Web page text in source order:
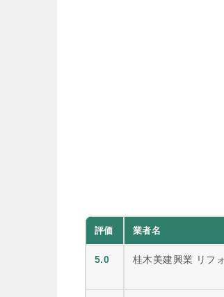
評価 業者名
5.0 桂木美建興業 リフ